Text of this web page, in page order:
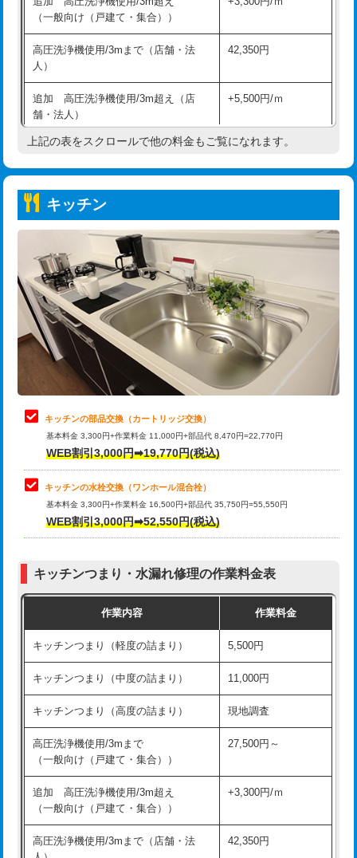
交換・取付（その他部品） 11,000円+材料費
持込商品取付（単水栓） 13,200円
持込商品取付（混合水栓）
持込商品取付（浄水器・分岐水栓） 16,500円
持込商品取付（温水洗浄便座） 22,000円
持込商品取付（普通便座⇔温水洗浄便
22,000円
給水管工事※（ホール加工)
給水管工事※（バンド止め) 3,300円
給水管工事※（支持金具設置) 5,500円
給水管工事※（保温材使用（バンド止
め込み）)
5,500円
給水管工事※（土の掘削・埋め戻し作
11,000円
給水管工事※（塩ビ管（VP・HI）使
用/3ｍまで)
給水管工事※（塩ビ管（VP・HI）使
用（追加）/3ｍ超え)
給水管工事※（ライニング鋼管・銅
管・ポリ管・HT管使用/3ｍまで)
44,000円
管・ポリ管・HT管使用/3ｍ超え)
排水管工事（土の掘削・埋め戻し作
11,000円~
排水管工事（排水管工事/3ｍまで） 55,000円
排水管工事（追加 排水管工事/3ｍ超
+11,000円
マス交換（深さ50㎝未満）
マス交換（深さ50㎝以上） 66,000円
コンクリート斫り（厚さ10㎝まで）
（一般向け（戸建て・集合））
高圧洗浄機使用/3mまで（店舗・法
人）
42,350円
追加 高圧洗浄機使用/3m超え（店
舗・法人）
+5,500円/ｍ
高度高圧洗浄換 現地調査
トーラー機使用/3mまで
追加トーラー機使用/3m超え +3,300円
カメラ調査 33,000円
桝清掃 8,800円
止水・漏水調査・防水処理・清掃・修
理・調整・分解・加工など（軽作業）
11,000円
止水・漏水調査・防水処理・清掃・修
理・調整・分解・加工など（中作業）
22,000円
止水・漏水調査・防水処理・清掃・修
理・調整・分解・加工など（重作業）
33,000円
お風呂タンク脱着
その他部品の脱着
式・ワンホール）)
交換・取付(排水栓・排水トラップ
22,000円+材料費
持込商品取付（単水栓）
持込商品取付（混合水栓） 16,500円
上記の表をスクロールで他の料金もご覧になれます。
キッチン
キッチンの部品交換（カートリッジ交換）
基本料金 3,300円+作業料金 11,000円+部品代 8,470円=22,770円
WEB割引3,000円➡19,770円(税込)
キッチンの水栓交換（ワンホール混合栓）
基本料金 3,300円+作業料金 16,500円+部品代 35,750円=55,550円
WEB割引3,000円➡52,550円(税込)
キッチンつまり・水漏れ修理の作業料金表
作業内容 作業料金
キッチンつまり（軽度の詰まり） 5,500円
キッチンつまり（中度の詰まり） 11,000円
キッチンつまり（高度の詰まり） 現地調査
高圧洗浄機使用/3mまで
（一般向け（戸建て・集合））
27,500円～
追加 高圧洗浄機使用/3m超え
（一般向け（戸建て・集合））
+3,300円/ｍ
高圧洗浄機使用/3mまで（店舗・法
42,350円